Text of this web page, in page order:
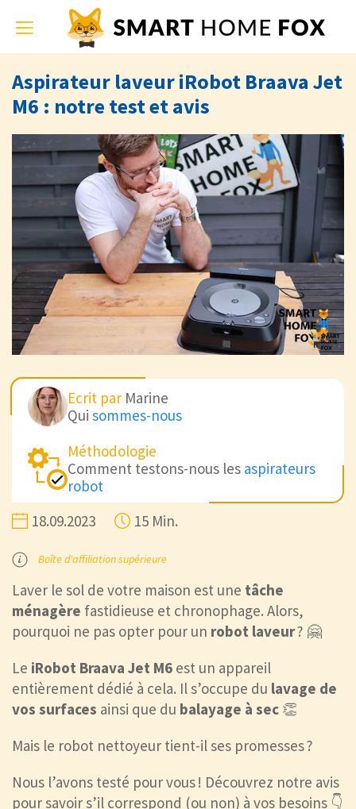
Toggle
navigation
Aspirateur laveur iRobot Braava Jet
M6 : notre test et avis
Ecrit par Marine
Qui sommes-nous
Méthodologie
Comment testons-nous les aspirateurs
robot
18.09.2023
15 Min.
Boîte d'affiliation supérieure
Laver le sol de votre maison est une tâche
ménagère fastidieuse et chronophage. Alors,
pourquoi ne pas opter pour un robot laveur? 🤗
Le iRobot Braava Jet M6 est un appareil
entièrement dédié à cela. Il s’occupe du lavage de
vos surfaces ainsi que du balayage à sec 👏
Mais le robot nettoyeur tient-il ses promesses ?
Nous l’avons testé pour vous ! Découvrez notre avis
pour savoir s’il correspond (ou non) à vos besoins 👇